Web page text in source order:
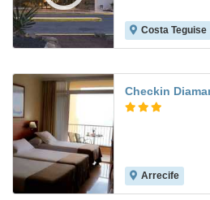
Costa Teguise
Checkin
Arrecife